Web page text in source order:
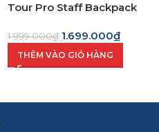
Tour Pro Staff Backpack
1.999.000₫ 1.699.000₫
THÊM VÀO GIỎ HÀNG